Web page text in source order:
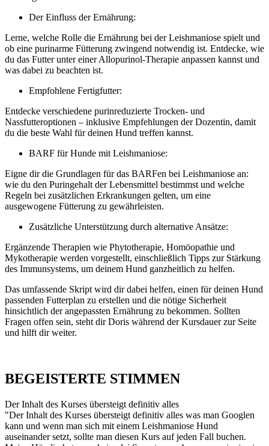
Der Einfluss der Ernährung:
Lerne, welche Rolle die Ernährung bei der Leishmaniose spielt und
ob eine purinarme Fütterung zwingend notwendig ist. Entdecke, wie
du das Futter unter einer Allopurinol-Therapie anpassen kannst und
was dabei zu beachten ist.
Empfohlene Fertigfutter:
Entdecke verschiedene purinreduzierte Trocken- und
Nassfutteroptionen – inklusive Empfehlungen der Dozentin, damit
du die beste Wahl für deinen Hund treffen kannst.
BARF für Hunde mit Leishmaniose:
Eigne dir die Grundlagen für das BARFen bei Leishmaniose an:
wie du den Puringehalt der Lebensmittel bestimmst und welche
Regeln bei zusätzlichen Erkrankungen gelten, um eine
ausgewogene Fütterung zu gewährleisten.
Zusätzliche Unterstützung durch alternative Ansätze:
Ergänzende Therapien wie Phytotherapie, Homöopathie und
Mykotherapie werden vorgestellt, einschließlich Tipps zur Stärkung
des Immunsystems, um deinem Hund ganzheitlich zu helfen.
Das umfassende Skript wird dir dabei helfen, einen für deinen Hund
passenden Futterplan zu erstellen und die nötige Sicherheit
hinsichtlich der angepassten Ernährung zu bekommen. Sollten
Fragen offen sein, steht dir Doris während der Kursdauer zur Seite
und hilft dir weiter.
BEGEISTERTE STIMMEN
Der Inhalt des Kurses übersteigt definitiv alles
"Der Inhalt des Kurses übersteigt definitiv alles was man Googlen
kann und wenn man sich mit einem Leishmaniose Hund
auseinander setzt, sollte man diesen Kurs auf jeden Fall buchen.